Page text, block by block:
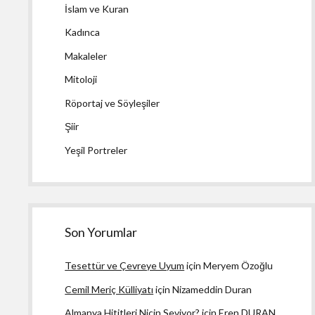
İslam ve Kuran
Kadınca
Makaleler
Mitoloji
Röportaj ve Söyleşiler
Şiir
Yeşil Portreler
Son Yorumlar
Tesettür ve Çevreye Uyum içinMeryem Özoğlu
Cemil Meriç Külliyatı içinNizameddin Duran
Almanya Hititleri Niçin Seviyor? içinEren DURAN